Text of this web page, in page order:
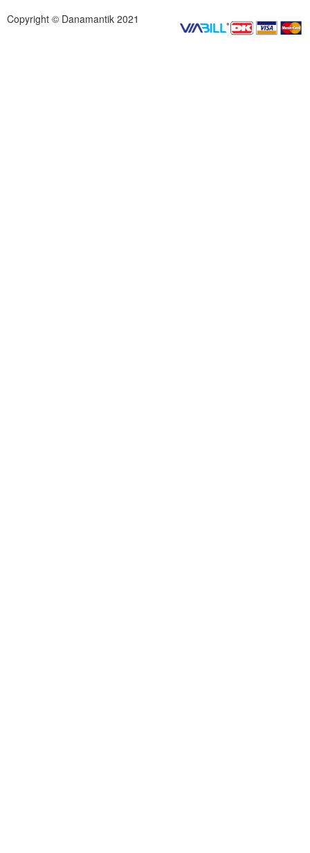
Copyright © Danamantik 2021